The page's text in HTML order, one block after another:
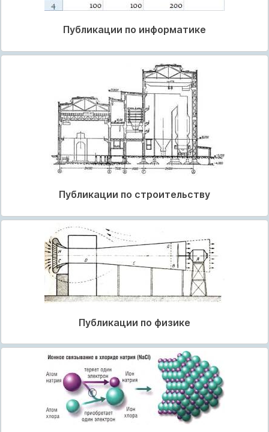
Публикации по информатике
Публикации по строительству
Публикации по физике